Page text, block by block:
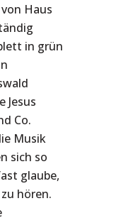
Haus
in grün
Jesus
Co.
Musik
sich so
glaube,
hören.